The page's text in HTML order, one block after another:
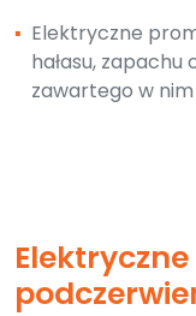
▪ Elektryczne
hałasu,
zawartego w nim